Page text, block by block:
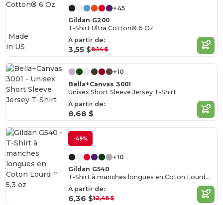
+45
Gildan G200
T-Shirt Ultra Cotton® 6 Oz
À partir de:
3,55 $8,14 $
Made
in US
+10
Bella+Canvas 3001
Unisex Short Sleeve Jersey T-Shirt
À partir de:
8,68 $
-49%
+10
Gildan G540
T-Shirt à manches longues en Coton Lourd™ 5,3 oz
À partir de:
6,36 $12,48 $